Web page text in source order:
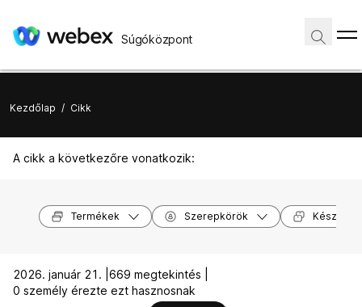
Súgóközpont
Kezdőlap / Cikk
A cikk a következőre vonatkozik:
Termékek Szerepkörök
2026. január 21. | 669 megtekintés |
0 személy érezte ezt hasznosnak